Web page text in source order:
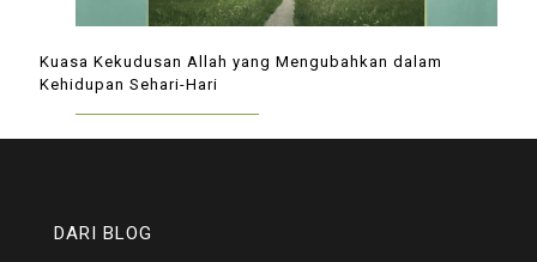
Kuasa Kekudusan Allah yang Mengubahkan dalam
Kehidupan Sehari-Hari
DARI BLOG